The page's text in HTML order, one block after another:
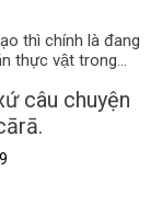
thì chính là đang
thực vật trong...
câu chuyện